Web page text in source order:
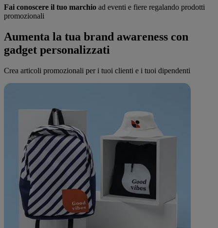
Fai conoscere il tuo marchio ad eventi e fiere regalando prodotti
promozionali
Aumenta la tua brand awareness con
gadget personalizzati
Crea articoli promozionali per i tuoi clienti e i tuoi dipendenti